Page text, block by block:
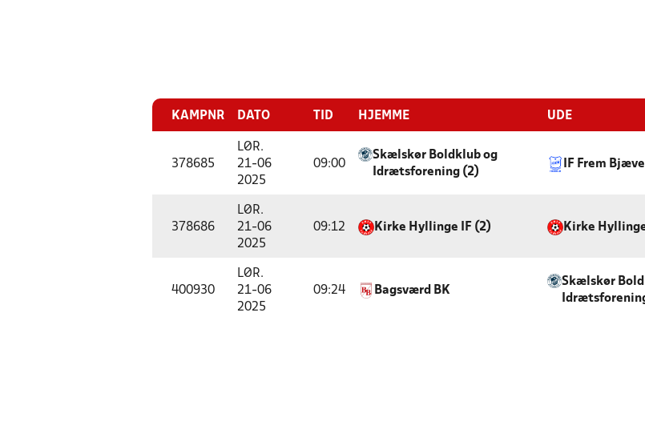
KAMPNR DATO TID HJEMME UDE
378685
LØR.
21-06
2025
09:00
Skælskør Boldklub og
Idrætsforening (2)
IF Frem
378686
LØR.
21-06
2025
09:12 Kirke Hyllinge IF (2) Kirke
400930
LØR.
21-06
2025
09:24 Bagsværd BK
Skælskør